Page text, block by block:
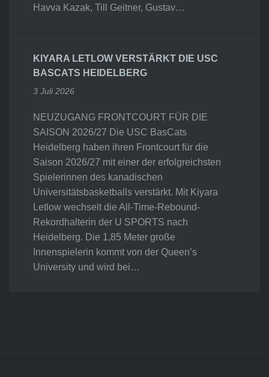
Havva Kazak, Till Geitner, Gustav…
KIYARA LETLOW VERSTÄRKT DIE USC
BASCATS HEIDELBERG
3 Juli 2026
NEUZUGANG FRONTCOURT FÜR DIE
SAISON 2026/27 Die USC BasCats
Heidelberg haben ihren Frontcourt für die
Saison 2026/27 mit einer der erfolgreichsten
Spielerinnen des kanadischen
Universitätsbasketballs verstärkt. Mit Kiyara
Letlow wechselt die All-Time-Rebound-
Rekordhalterin der U SPORTS nach
Heidelberg. Die 1,85 Meter große
Innenspielerin kommt von der Queen’s
University und wird bei…